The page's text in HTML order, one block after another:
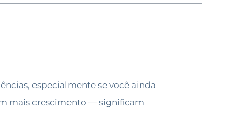
especialmente se você ainda
mais crescimento — significam